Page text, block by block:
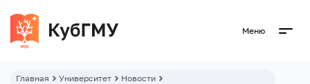
Меню
Главная Университет
Новости